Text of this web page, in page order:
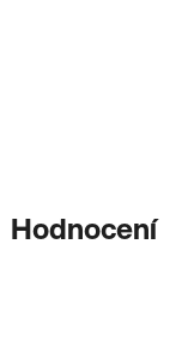
Hodnocení